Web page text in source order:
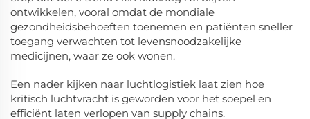
ontwikkelen, vooral omdat de mondiale
gezondheidsbehoeften toenemen en patiënten sneller
toegang verwachten tot levensnoodzakelijke
medicijnen, waar ze ook wonen.
Een nader kijken naar luchtlogistiek laat zien hoe
kritisch luchtvracht is geworden voor het soepel en
efficiënt laten verlopen van supply chains.